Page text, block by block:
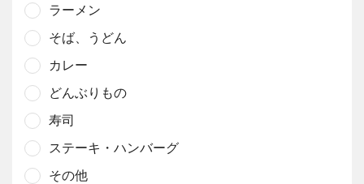
ラーメン
そば、うどん
カレー
どんぶりもの
寿司
ステーキ・ハンバーグ
その他